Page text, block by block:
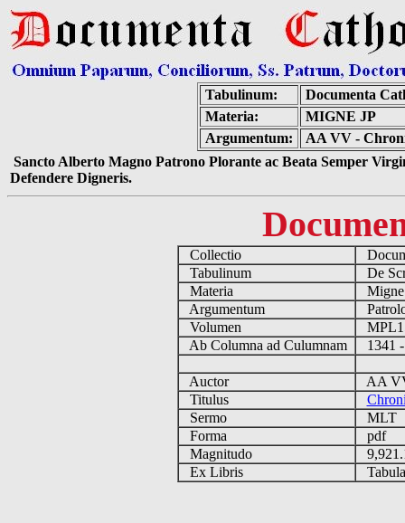
Tabulinum:
Documenta
Materia:
MIGNE JP
Argumentum:
AA VV -
Sancto Alberto Magno Patrono Plorante ac Beata Semper
Defendere Digneris.
Collectio
Tabulinum
De
Materia
Argumentum
Volumen
Ab Columna ad Culumnam
1341
Auctor
AA
Titulus
Sermo
MLT
Forma
pdf
Magnitudo
Ex Libris